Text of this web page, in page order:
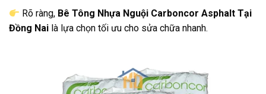
Rõ ràng, Bê Tông Nhựa Nguội Carboncor Asphalt Tại
Đồng Nai là lựa chọn tối ưu cho sửa chữa nhanh.